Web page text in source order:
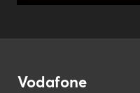
Vodafone